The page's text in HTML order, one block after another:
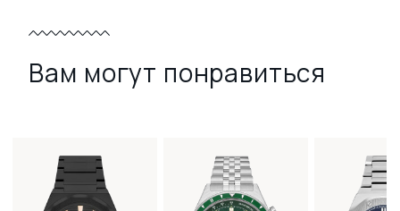
Вам могут понравиться